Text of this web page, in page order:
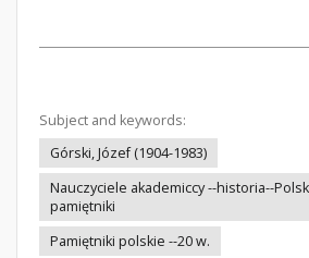
Subject and keywords:
Górski, Józef (1904-1983)
Nauczyciele akademiccy --historia--
pamiętniki
Pamiętniki polskie --20 w.